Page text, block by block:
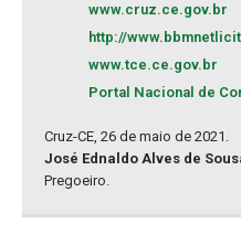
www.cruz.ce.gov.br
http://
www.tce.ce.gov.br
Portal Nacional de
Cruz-CE, 26 de maio de 2021.
José Ednaldo Alves de
Pregoeiro.